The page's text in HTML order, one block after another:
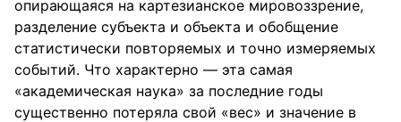
опирающаяся на картезианское мировоззрение,
разделение субъекта и объекта и обобщение
статистически повторяемых и точно измеряемых
событий. Что характерно — эта самая
«академическая наука» за последние годы
существенно потеряла свой «вес» и значение в